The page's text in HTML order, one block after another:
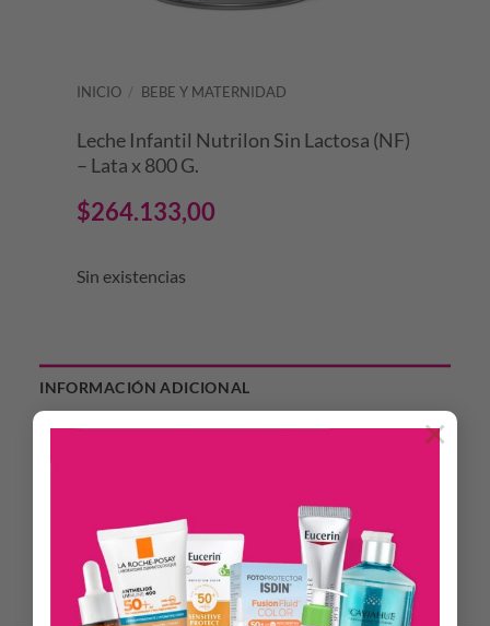
×
INICIO / BEBE Y MATERNIDAD
Leche Infantil Nutrilon Sin Lactosa (NF)
– Lata x 800 G.
$264.133,00
Sin existencias
INFORMACIÓN ADICIONAL
Productos Relacionados